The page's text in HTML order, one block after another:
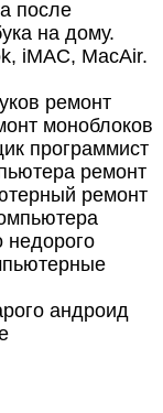
после
на дому.
iMAC, MacAir.
ремонт
моноблоков
программист
ремонт
ремонт
недорого
андроид